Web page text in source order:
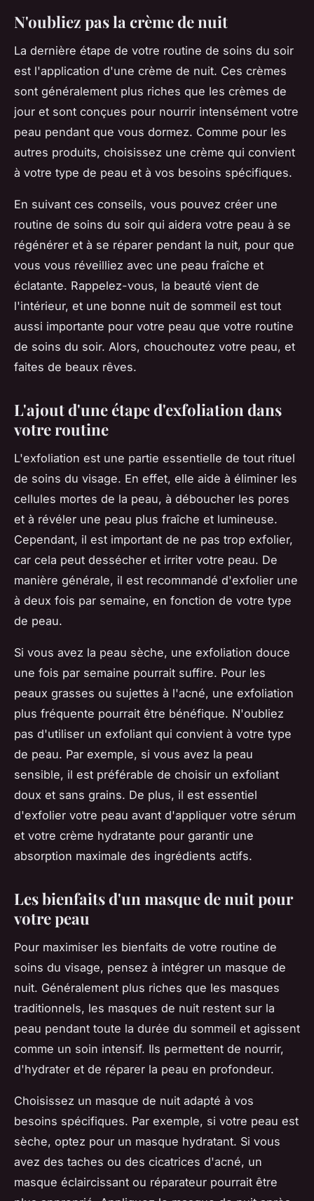
N'oubliez pas la crème de nuit
La dernière étape de votre routine de soins du soir
est l'application d'une crème de nuit. Ces crèmes
sont généralement plus riches que les crèmes de
jour et sont conçues pour nourrir intensément votre
peau pendant que vous dormez. Comme pour les
autres produits, choisissez une crème qui convient
à votre type de peau et à vos besoins spécifiques.
En suivant ces conseils, vous pouvez créer une
routine de soins du soir qui aidera votre peau à se
régénérer et à se réparer pendant la nuit, pour que
vous vous réveilliez avec une peau fraîche et
éclatante. Rappelez-vous, la beauté vient de
l'intérieur, et une bonne nuit de sommeil est tout
aussi importante pour votre peau que votre routine
de soins du soir. Alors, chouchoutez votre peau, et
faites de beaux rêves.
L'ajout d'une étape d'exfoliation dans
votre routine
L'exfoliation est une partie essentielle de tout rituel
de soins du visage. En effet, elle aide à éliminer les
cellules mortes de la peau, à déboucher les pores
et à révéler une peau plus fraîche et lumineuse.
Cependant, il est important de ne pas trop exfolier,
car cela peut dessécher et irriter votre peau. De
manière générale, il est recommandé d'exfolier une
à deux fois par semaine, en fonction de votre type
de peau.
Si vous avez la peau sèche, une exfoliation douce
une fois par semaine pourrait suffire. Pour les
peaux grasses ou sujettes à l'acné, une exfoliation
plus fréquente pourrait être bénéfique. N'oubliez
pas d'utiliser un exfoliant qui convient à votre type
de peau. Par exemple, si vous avez la peau
sensible, il est préférable de choisir un exfoliant
doux et sans grains. De plus, il est essentiel
d'exfolier votre peau avant d'appliquer votre sérum
et votre crème hydratante pour garantir une
absorption maximale des ingrédients actifs.
Les bienfaits d'un masque de nuit pour
votre peau
Pour maximiser les bienfaits de votre routine de
soins du visage, pensez à intégrer un masque de
nuit. Généralement plus riches que les masques
traditionnels, les masques de nuit restent sur la
peau pendant toute la durée du sommeil et agissent
comme un soin intensif. Ils permettent de nourrir,
d'hydrater et de réparer la peau en profondeur.
Choisissez un masque de nuit adapté à vos
besoins spécifiques. Par exemple, si votre peau est
sèche, optez pour un masque hydratant. Si vous
avez des taches ou des cicatrices d'acné, un
masque éclaircissant ou réparateur pourrait être